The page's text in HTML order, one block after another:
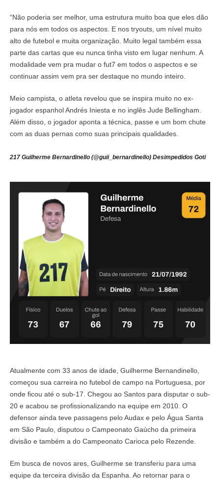
“Não poderia ser melhor, uma estrutura muito boa que eles dão
para nós em todos os aspectos. E nos tryouts, um nível muito
alto de futebol e muita organização. Muito legal também essa
parte das cartas que eu nunca tinha visto em lugar nenhum. A
modalidade vem pra mudar o fut7 em todos o aspectos e se
continuar assim vem pra ser destaque no mundo inteiro.
Meio campista, o atleta revelou que se inspira muito no ex-
jogador espanhol Andrés Iniesta e no inglês Jude Bellingham.
Além disso, o jogador aponta a técnica, passe e um bom chute
com as duas pernas como suas principais qualidades.
217 Guilherme Bernardinello (@guii_bernardinello) Desimpedidos Goti
Atualmente com 33 anos de idade, Guilherme Bernandinello,
começou sua carreira no futebol de campo na Portuguesa, por
onde ficou até o sub-17. Chegou ao Santos para disputar o sub-
20 e acabou se profissionalizando na equipe em 2010. O
defensor ainda teve passagens pelo Audax e pelo Água Santa
em São Paulo, disputou o Campeonato Gaúcho da primeira
divisão e também a do Campeonato Carioca pelo Rezende.
Em busca de novos ares, Guilherme se transferiu para uma
equipe da terceira divisão da Espanha. Ao retornar para o